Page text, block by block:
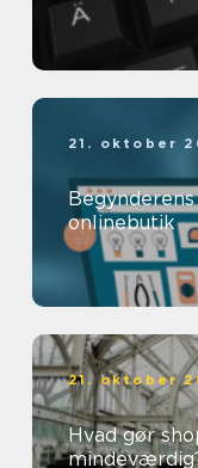
21. oktober
onlinebutik
21. oktober
Hvad gør